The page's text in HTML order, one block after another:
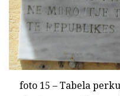
foto 15 – Tabela